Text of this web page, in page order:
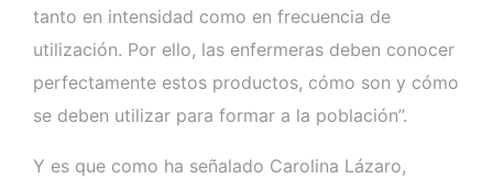
tanto en intensidad como en frecuencia de
utilización. Por ello, las enfermeras deben conocer
perfectamente estos productos, cómo son y cómo
se deben utilizar para formar a la población”.
Y es que como ha señalado Carolina Lázaro,